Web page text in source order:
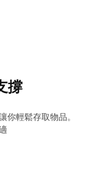
撐
輕鬆存取物品。